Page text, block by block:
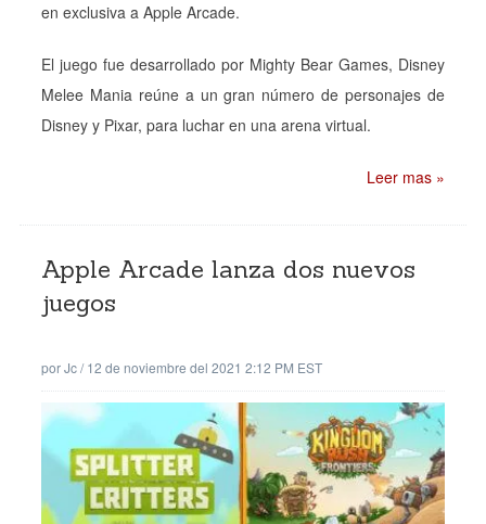
en exclusiva a Apple Arcade.
El juego fue desarrollado por Mighty Bear Games, Disney
Melee Mania reúne a un gran número de personajes de
Disney y Pixar, para luchar en una arena virtual.
Leer mas »
Apple Arcade lanza dos nuevos
juegos
porJc/12 de noviembre del 2021 2:12 PM EST